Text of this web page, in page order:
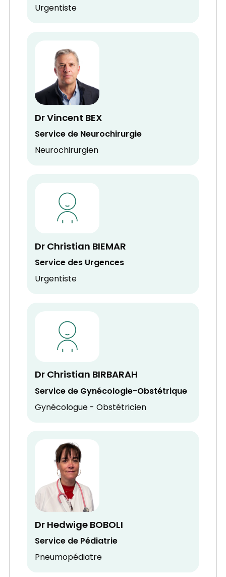
Urgentiste
Dr Vincent BEX
Service de Neurochirurgie
Neurochirurgien
Dr Christian BIEMAR
Service des Urgences
Urgentiste
Dr Christian BIRBARAH
Service de Gynécologie-Obstétrique
Gynécologue - Obstétricien
Dr Hedwige BOBOLI
Service de Pédiatrie
Pneumopédiatre